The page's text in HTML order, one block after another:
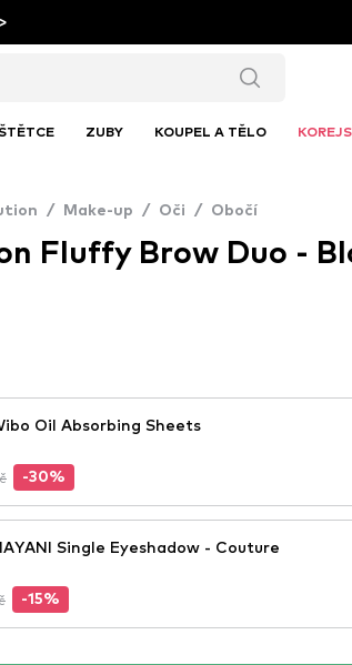
ZUBY KOUPEL A TĚLO
/ Make-up / Oči / Obočí
Fluffy Brow Duo -
Oil Absorbing Sheets
-30%
Single Eyeshadow - Couture
-15%